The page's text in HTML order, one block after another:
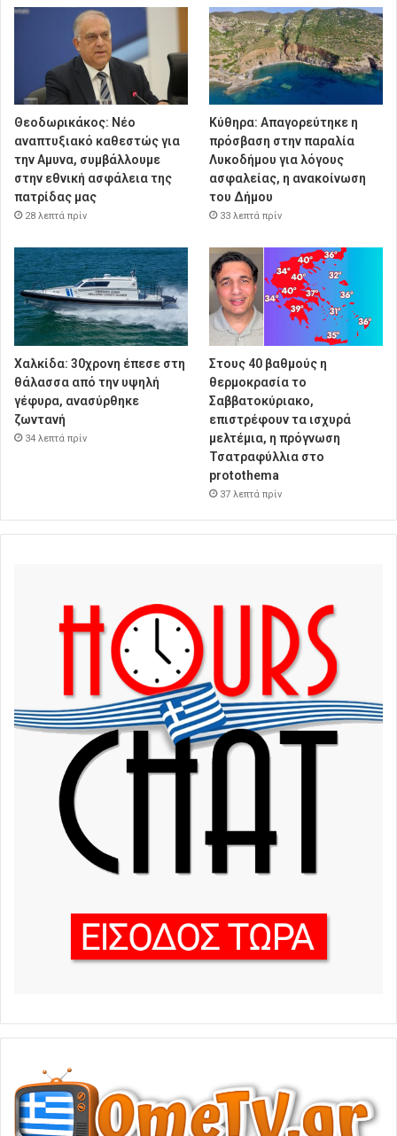
Θεοδωρικάκος: Νέο
αναπτυξιακό καθεστώς για
την Αμυνα, συμβάλλουμε
στην εθνική ασφάλεια της
πατρίδας μας
28 λεπτά πρίν
Κύθηρα: Απαγορεύτηκε η
πρόσβαση στην παραλία
Λυκοδήμου για λόγους
ασφαλείας, η ανακοίνωση
του Δήμου
33 λεπτά πρίν
Χαλκίδα: 30χρονη έπεσε στη
θάλασσα από την υψηλή
γέφυρα, ανασύρθηκε
ζωντανή
34 λεπτά πρίν
Στους 40 βαθμούς η
θερμοκρασία το
Σαββατοκύριακο,
επιστρέφουν τα ισχυρά
μελτέμια, η πρόγνωση
Τσατραφύλλια στο
protothema
37 λεπτά πρίν